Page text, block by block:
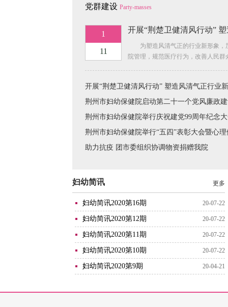
党群建设 Party-masses
1
11
开展“荆楚卫健清风行动”
为塑造风清气正的行业新形象，
院管理，规范医疗行为，改善人民群
施方案的通知》（荆卫发〔2020〕34
求，医院将于2020年在院内开展以“
动”，制定以下实施方案：
开展“荆楚卫健清风行动” 塑造风清气正行业
荆州市妇幼保健院启动第二十一个党风廉政
荆州市妇幼保健院举行庆祝建党99周年纪念
荆州市妇幼保健院举行“五四”表彰大会暨心理
助力抗疫 团市委组织协调物资捐赠我院
妇幼简讯 更多
妇幼简讯2020第16期 20-07-22
妇幼简讯2020第12期 20-07-22
妇幼简讯2020第11期 20-07-22
妇幼简讯2020第10期 20-07-22
妇幼简讯2020第9期 20-04-21
五分类血球分析仪